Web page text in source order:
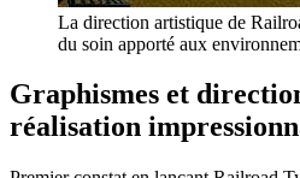
La direction artistique de
du soin apporté aux
Graphismes et
réalisation